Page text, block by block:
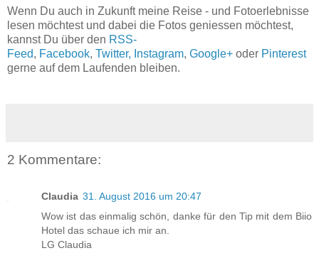
Wenn Du auch in Zukunft meine Reise - und Fotoerlebnisse
lesen möchtest und dabei die Fotos geniessen möchtest,
kannst Du über den RSS-
Feed, Facebook, Twitter, Instagram, Google+ oder Pinterest
gerne auf dem Laufenden bleiben.
2 Kommentare:
Claudia 31. August 2016 um 20:47
Wow ist das einmalig schön, danke für den Tip mit dem Biio
Hotel das schaue ich mir an.
LG Claudia